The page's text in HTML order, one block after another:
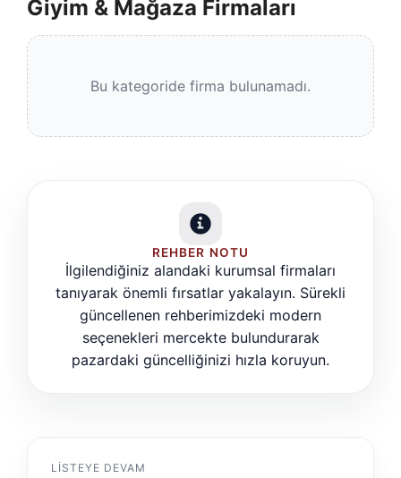
Giyim & Mağaza Firmaları
Bu kategoride firma bulunamadı.
REHBER NOTU
İlgilendiğiniz alandaki kurumsal firmaları
tanıyarak önemli fırsatlar yakalayın. Sürekli
güncellenen rehberimizdeki modern
seçenekleri mercekte bulundurarak
pazardaki güncelliğinizi hızla koruyun.
LISTEYE DEVAM